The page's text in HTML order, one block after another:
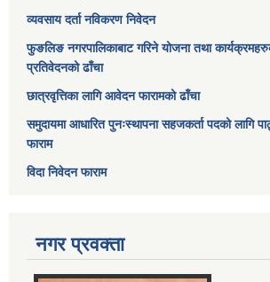
व्यवसाय दर्ता नविकरण निवेदन
फुङलिङ नगरपालिकाबाट गरिने योजना तथा
प्रतिवेदनको ढाँचा
छात्रवृत्तिका लागि आवेदन फारामको ढाँचा
समुदायमा आधारित पुनःस्थापना सहजकर्ता पदको लागि
फाराम
विदा निवेदन फाराम
नगर प्रवक्ता